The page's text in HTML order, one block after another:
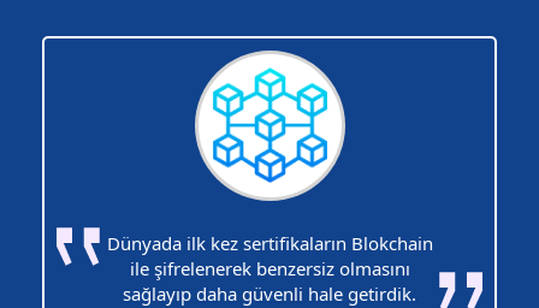
Dünyada ilk kez sertifikaların Blokchain
ile şifrelenerek benzersiz olmasını
sağlayıp daha güvenli hale getirdik.